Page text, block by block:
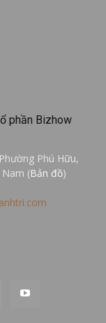
phần Bizhow
Phú Hữu,
Nam (Bản đồ)